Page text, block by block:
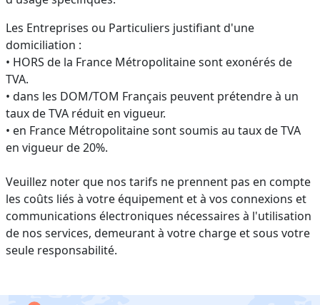
Les Entreprises ou Particuliers justifiant d'une
domiciliation :
• HORS de la France Métropolitaine sont exonérés de
TVA.
• dans les DOM/TOM Français peuvent prétendre à un
taux de TVA réduit en vigueur.
• en France Métropolitaine sont soumis au taux de TVA
en vigueur de 20%.
Veuillez noter que nos tarifs ne prennent pas en compte
les coûts liés à votre équipement et à vos connexions et
communications électroniques nécessaires à l'utilisation
de nos services, demeurant à votre charge et sous votre
seule responsabilité.